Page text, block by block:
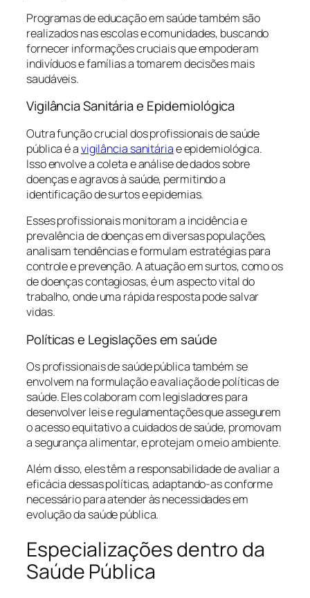
Programas de educação em saúde também são
realizados nas escolas e comunidades, buscando
fornecer informações cruciais que empoderam
indivíduos e famílias a tomarem decisões mais
saudáveis.
Vigilância Sanitária e Epidemiológica
Outra função crucial dos profissionais de saúde
pública é avigilância sanitáriae epidemiológica.
Isso envolve a coleta e análise de dados sobre
doenças e agravos à saúde, permitindo a
identificação de surtos e epidemias.
Esses profissionais monitoram a incidência e
prevalência de doenças em diversas populações,
analisam tendências e formulam estratégias para
controle e prevenção. A atuação em surtos, como os
de doenças contagiosas, é um aspecto vital do
trabalho, onde uma rápida resposta pode salvar
vidas.
Políticas e Legislações em saúde
Os profissionais de saúde pública também se
envolvem na formulação e avaliação de políticas de
saúde. Eles colaboram com legisladores para
desenvolver leis e regulamentações que assegurem
o acesso equitativo a cuidados de saúde, promovam
a segurança alimentar, e protejam o meio ambiente.
Além disso, eles têm a responsabilidade de avaliar a
eficácia dessas políticas, adaptando-as conforme
necessário para atender às necessidades em
evolução da saúde pública.
Especializações dentro da
Saúde Pública